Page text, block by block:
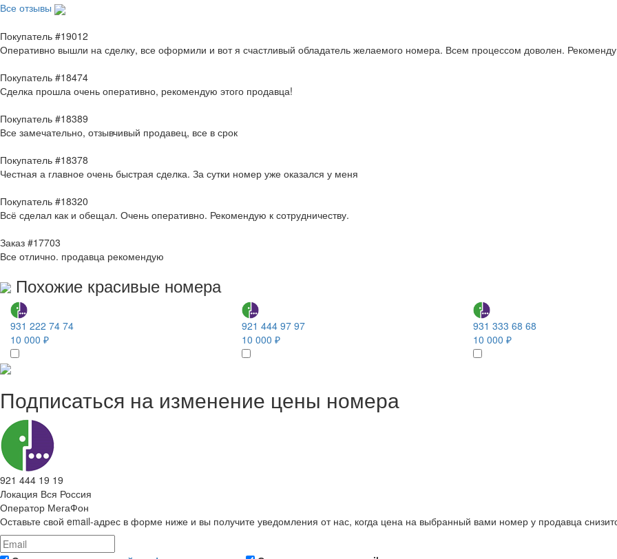
Все отзывы
Покупатель #19012
Оперативно вышли на сделку, все оформили и вот я счастливый обладатель желаемого номера. Всем процессом доволен.
Покупатель #18474
Сделка прошла очень оперативно, рекомендую этого продавца!
Покупатель #18389
Все замечательно, отзывчивый продавец, все в срок
Покупатель #18378
Честная а главное очень быстрая сделка. За сутки номер уже оказался у меня
Покупатель #18320
Всё сделал как и обещал. Очень оперативно. Рекомендую к сотрудничеству.
Заказ #17703
Все отлично. продавца рекомендую
Похожие красивые номера
931 222 74 74
10 000 ₽
921 444 97 97
10 000 ₽
931 333 68 68
10 000 ₽
Подписаться на изменение цены номера
921 444 19 19
Локация Вся Россия
Оператор МегаФон
Оставьте свой email-адрес в форме ниже и вы получите уведомления от нас, когда цена на выбранный вами номер у продавца